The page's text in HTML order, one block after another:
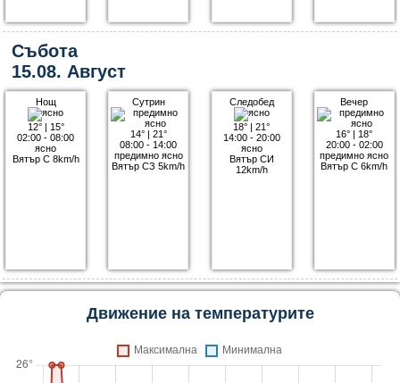
Събота
15.08. Август
Нощ
12°| 15°
02:00 - 08:00
ясно
Вятър С 8km/h
Сутрин
14°| 21°
08:00 - 14:00
предимно ясно
Вятър СЗ 5km/h
Следобед
18° |21°
14:00 - 20:00
ясно
Вятър СИ
12km/h
Вечер
16° | 18°
20:00 - 02:00
предимно ясно
Вятър С 6km/h
Движение на температурите